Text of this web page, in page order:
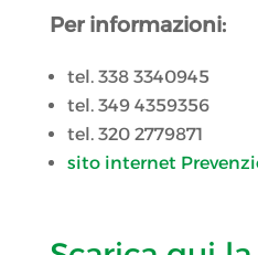
Per informazioni:
tel. 338 3340945
tel. 349 4359356
tel. 320 2779871
sito internet